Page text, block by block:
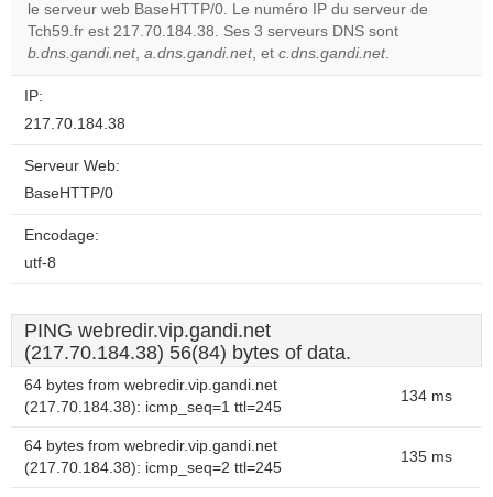
Do you
own this
website?
le serveur web BaseHTTP/0. Le numéro IP du serveur de
Tch59.fr est 217.70.184.38. Ses 3 serveurs DNS sont
b.dns.gandi.net, a.dns.gandi.net, et c.dns.gandi.net.
IP:
217.70.184.38
Serveur Web:
BaseHTTP/0
Encodage:
utf-8
PING webredir.vip.gandi.net
(217.70.184.38) 56(84) bytes of data.
64 bytes from webredir.vip.gandi.net
(217.70.184.38): icmp_seq=1 ttl=245
134 ms
64 bytes from webredir.vip.gandi.net
(217.70.184.38): icmp_seq=2 ttl=245
135 ms